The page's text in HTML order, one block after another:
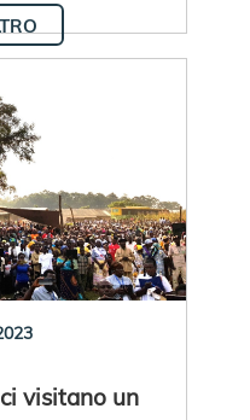
visitano un